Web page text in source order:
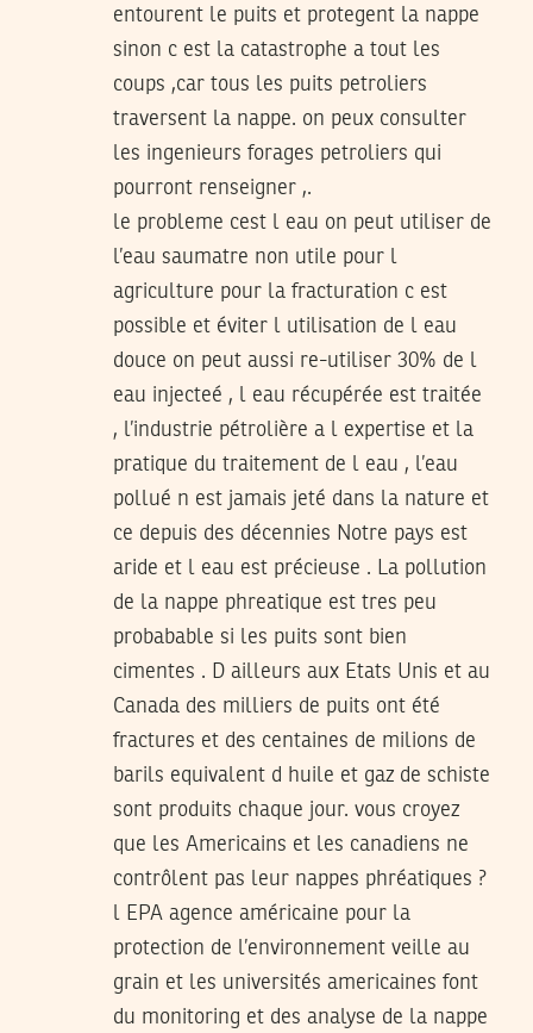
entourent le puits et protegent la nappe
sinon c est la catastrophe a tout les
coups ,car tous les puits petroliers
traversent la nappe. on peux consulter
les ingenieurs forages petroliers qui
pourront renseigner ,.
le probleme cest l eau on peut utiliser de
l’eau saumatre non utile pour l
agriculture pour la fracturation c est
possible et éviter l utilisation de l eau
douce on peut aussi re-utiliser 30% de l
eau injecteé , l eau récupérée est traitée
, l’industrie pétrolière a l expertise et la
pratique du traitement de l eau , l’eau
pollué n est jamais jeté dans la nature et
ce depuis des décennies Notre pays est
aride et l eau est précieuse . La pollution
de la nappe phreatique est tres peu
probabable si les puits sont bien
cimentes . D ailleurs aux Etats Unis et au
Canada des milliers de puits ont été
fractures et des centaines de milions de
barils equivalent d huile et gaz de schiste
sont produits chaque jour. vous croyez
que les Americains et les canadiens ne
contrôlent pas leur nappes phréatiques ?
l EPA agence américaine pour la
protection de l’environnement veille au
grain et les universités americaines font
du monitoring et des analyse de la nappe